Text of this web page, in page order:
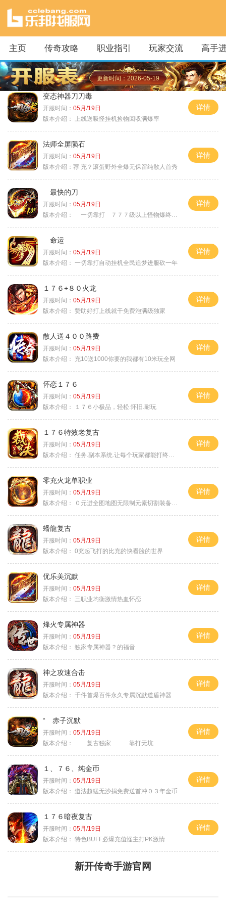
主页 传奇攻略 职业指引 玩家交流 高手
更新时间：2026-05-19
变态神器刀刀毒
开服时间： 05月/19日
版本介绍：
上线送吸怪挂机捡物回収满爆率
详情
法师全屏陨石
开服时间： 05月/19日
版本介绍： 荐 充？滚蛋野外全爆无保留纯散人首秀
详情
最快的刀
开服时间： 05月/19日
版本介绍：
一切靠打 ７７７级以上怪物爆终极
详情
命运
开服时间： 05月/19日
版本介绍： 一切靠打自动挂机全民追梦进服砍一年
详情
１７６+８０火龙
开服时间： 05月/19日
版本介绍： 赞助好打上线就干免费泡满级独家
详情
散人送４００路费
开服时间： 05月/19日
版本介绍：
充10送1000你要的我都有10米玩全网
详情
怀恋１７６
开服时间： 05月/19日
版本介绍：
１７６小极品，轻松.怀旧.耐玩
详情
１７６特效老复古
开服时间： 05月/19日
版本介绍： 任务.副本系统.让每个玩家都能打终极BOSS
详情
零充火龙单职业
开服时间： 05月/19日
版本介绍：
０元进全图地图无限制元素切割装备鉴定
详情
蟠龍复古
开服时间： 05月/19日
版本介绍： 0充起飞打的比充的快看脸的世界
详情
优乐美沉默
开服时间： 05月/19日
版本介绍：
三职业均衡激情热血怀恋
详情
烽火专属神器
开服时间： 05月/19日
版本介绍： 独家专属神器？的福音
详情
神之攻速合击
开服时间： 05月/19日
版本介绍： 千件首爆百件永久专属沉默道盾神器
详情
“ 赤子沉默
开服时间： 05月/19日
版本介绍：
复古独家 靠打无坑
详情
１、７６、纯金币
开服时间： 05月/19日
版本介绍： 道法超猛无沙捐免费送首冲０３年金币
详情
１７６暗夜复古
开服时间： 05月/19日
版本介绍： 特色BUFF必爆充值怪主打PK激情
详情
新开传奇手游官网